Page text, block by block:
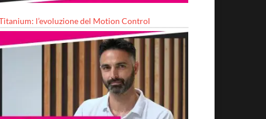
l’evoluzione del Motion Control